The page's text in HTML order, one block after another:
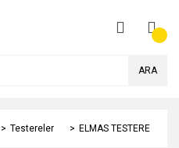
ARA
Testereler ELMAS TESTERE